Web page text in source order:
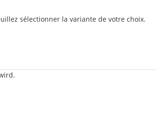
sélectionner la variante de votre choix.